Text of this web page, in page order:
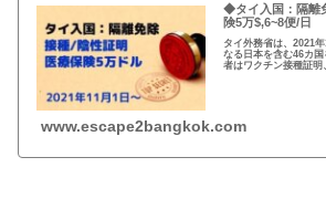
◆タイ入国：隔離
険5万$,6~8便/日
タイ外務省は、2021
なる日本を含む46カ
者はワクチン接種証明
www.escape2bangkok.com